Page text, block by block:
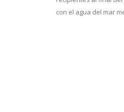
con el agua del mar